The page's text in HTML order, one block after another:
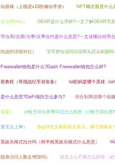
仙游戏（上线送v10的修仙手游） NFT概念股是什么
进化哪种好） GEAR是什么币种?一文了解GEAR币
币当周/次周/当季/次季合约是什么意思?一文读懂比特币
陆逊的详细对比） 宝可梦传说阿尔宙斯头目会刷新吗
Freewallet钱包是什么?Dash Freewallet钱包怎么样?
星教程（帝国战纪手游装备） lol奶妈是哪个英雄（lol
是什么意思?DeFi项目怎么参与? 回合制网游哪个能
反应） cf枪王排位赛季印记怎么装扮（cf枪王排位赛
置无法上网） BigONE交易所排名第几，哪个国家
英娱乐模式扣分吗（和平精英娱乐模式什么意思）
隐身访问人数会增加吗） 诺亚之心芒果怎么获得（诺